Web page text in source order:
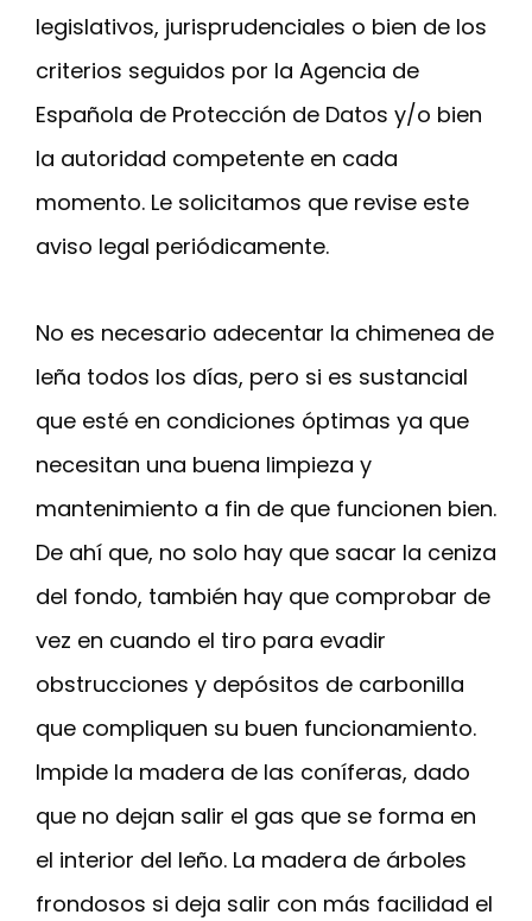
legislativos, jurisprudenciales o bien de los
criterios seguidos por la Agencia de
Española de Protección de Datos y/o bien
la autoridad competente en cada
momento. Le solicitamos que revise este
aviso legal periódicamente.
No es necesario adecentar la chimenea de
leña todos los días, pero si es sustancial
que esté en condiciones óptimas ya que
necesitan una buena limpieza y
mantenimiento a fin de que funcionen bien.
De ahí que, no solo hay que sacar la ceniza
del fondo, también hay que comprobar de
vez en cuando el tiro para evadir
obstrucciones y depósitos de carbonilla
que compliquen su buen funcionamiento.
Impide la madera de las coníferas, dado
que no dejan salir el gas que se forma en
el interior del leño. La madera de árboles
frondosos si deja salir con más facilidad el